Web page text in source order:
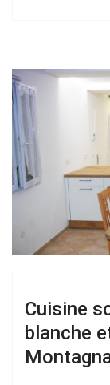
Cuisine
blanche